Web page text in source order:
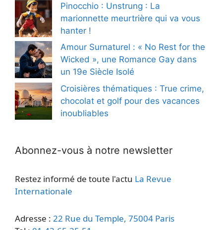
Pinocchio : Unstrung : La
marionnette meurtrière qui va vous
hanter !
Amour Surnaturel : « No Rest for the
Wicked », une Romance Gay dans
un 19e Siècle Isolé
Croisières thématiques : True crime,
chocolat et golf pour des vacances
inoubliables
Abonnez-vous à notre newsletter
Restez informé de toute l'actu La Revue
Internationale
Adresse : 22 Rue du Temple, 75004 Paris